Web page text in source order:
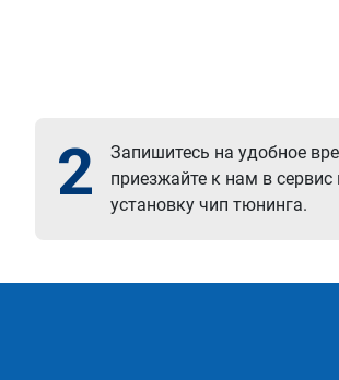
2
Запишитесь на удобное
приезжайте к нам в сервис
установку чип тюнинга.